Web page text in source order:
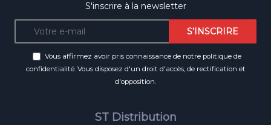
S'inscrire à la newsletter
Vous affirmez avoir pris connaissance de notre politique de
confidentialité. Vous disposez d'un droit d'accès, de rectification et
d'opposition.
ST Distribution